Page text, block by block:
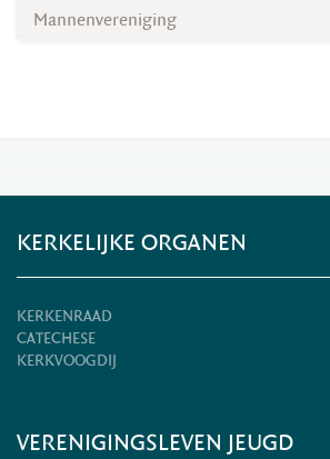
Mannenvereniging
KERKELIJKE ORGANEN
KERKENRAAD
CATECHESE
KERKVOOGDIJ
VERENIGINGSLEVEN JEUGD